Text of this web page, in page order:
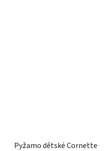
Pyžamo dětské Cornette